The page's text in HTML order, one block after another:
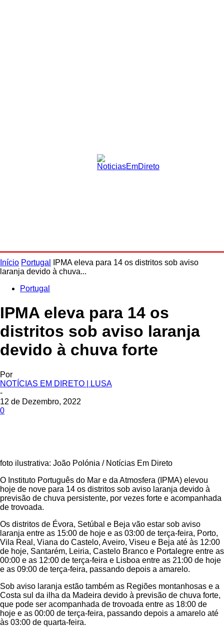
Início Portugal
IPMA eleva para 14 os distritos sob aviso
laranja devido à chuva...
Portugal
IPMA eleva para 14 os
distritos sob aviso laranja
devido à chuva forte
Por
NOTÍCIAS EM DIRETO | LUSA
-
12 de Dezembro, 2022
0
foto ilustrativa: João Polónia / Notícias Em Direto
O Instituto Português do Mar e da Atmosfera (IPMA) elevou
hoje de nove para 14 os distritos sob aviso laranja devido à
previsão de chuva persistente, por vezes forte e acompanhada
de trovoada.
Os distritos de Évora, Setúbal e Beja vão estar sob aviso
laranja entre as 15:00 de hoje e as 03:00 de terça-feira, Porto,
Vila Real, Viana do Castelo, Aveiro, Viseu e Beja até às 12:00
de hoje, Santarém, Leiria, Castelo Branco e Portalegre entre as
00:00 e as 12:00 de terça-feira e Lisboa entre as 21:00 de hoje
e as 09:00 de terça-feira, passando depois a amarelo.
Sob aviso laranja estão também as Regiões montanhosas e a
Costa sul da ilha da Madeira devido à previsão de chuva forte,
que pode ser acompanhada de trovoada entre as 18:00 de
hoje e as 00:00 de terça-feira, passando depois a amarelo até
às 03:00 de quarta-feira.